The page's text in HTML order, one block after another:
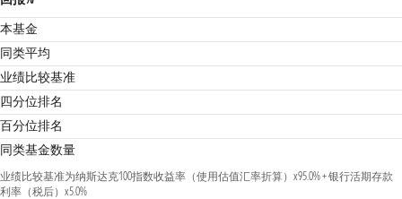
本基金
同类平均
业绩比较基准
四分位排名
4
百分位排名
同类基金数量
业绩比较基准为纳斯达克100指数收益率（使用估值汇率折算）x95.0% + 银行活期存款
利率（税后）x5.0%